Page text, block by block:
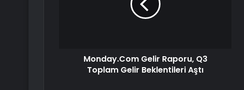
Monday.Com Gelir Raporu, Q3
Toplam Gelir Beklentileri Aştı